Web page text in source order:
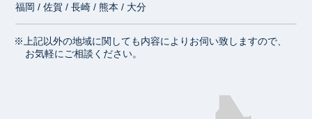
福岡 / 佐賀 / 長崎 / 熊本 / 大分
※上記以外の地域に関しても内容によりお伺い致しますので、
お気軽にご相談ください。